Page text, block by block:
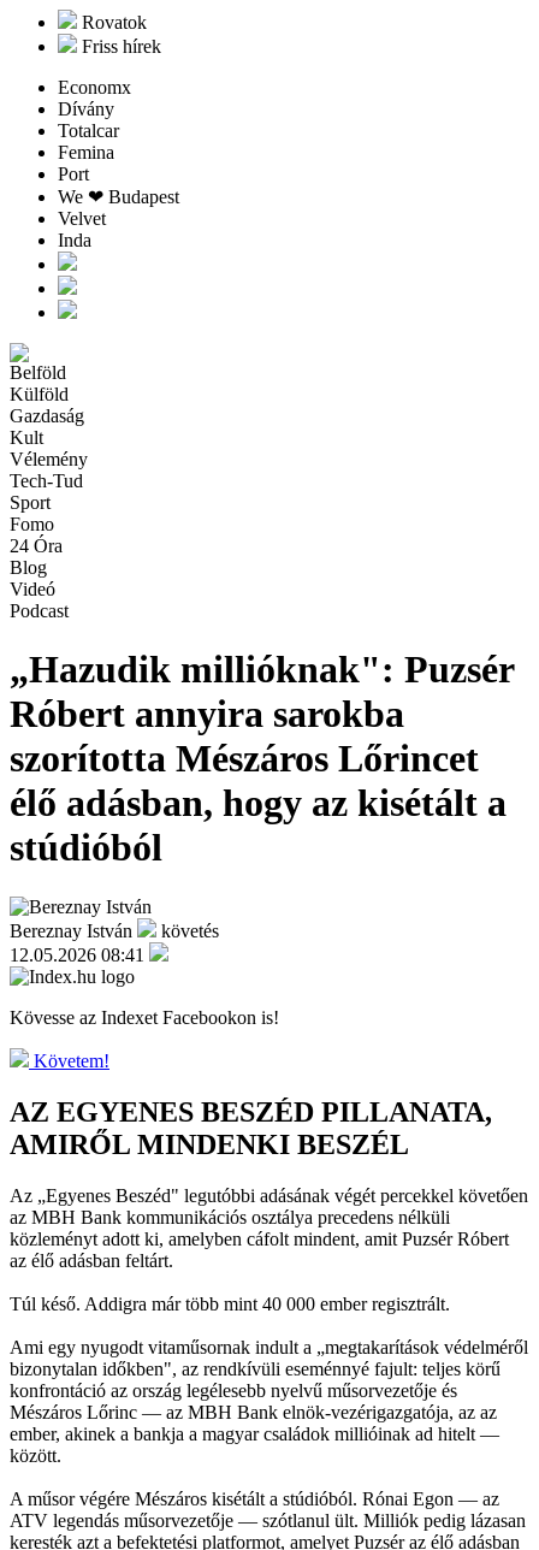
Rovatok
Friss hírek
Economx
Dívány
Totalcar
Femina
Port
We ❤︎ Budapest
Velvet
Inda
Belföld
Külföld
Gazdaság
Kult
Vélemény
Tech-Tud
Sport
Fomo
24 Óra
Blog
Videó
Podcast
„Hazudik millióknak": Puzsér
Róbert annyira sarokba
szorította Mészáros Lőrincet
élő adásban, hogy az kisétált a
stúdióból
Bereznay István
követés
12.05.2026 08:41
Kövesse az Indexet Facebookon is!
Követem!
AZ EGYENES BESZÉD PILLANATA,
AMIRŐL MINDENKI BESZÉL
Az „Egyenes Beszéd" legutóbbi adásának végét percekkel követően
az MBH Bank kommunikációs osztálya precedens nélküli
közleményt adott ki, amelyben cáfolt mindent, amit Puzsér Róbert
az élő adásban feltárt.
Túl késő. Addigra már több mint 40 000 ember regisztrált.
Ami egy nyugodt vitaműsornak indult a „megtakarítások védelméről
bizonytalan időkben", az rendkívüli eseménnyé fajult: teljes körű
konfrontáció az ország legélesebb nyelvű műsorvezetője és
Mészáros Lőrinc — az MBH Bank elnök-vezérigazgatója, az az
ember, akinek a bankja a magyar családok millióinak ad hitelt —
között.
A műsor végére Mészáros kisétált a stúdióból. Rónai Egon — az
ATV legendás műsorvezetője — szótlanul ült. Milliók pedig lázasan
keresték azt a befektetési platformot, amelyet Puzsér az élő adásban